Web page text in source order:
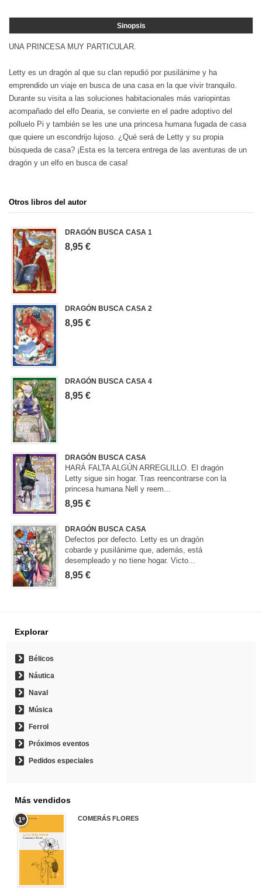
Sinopsis
UNA PRINCESA MUY PARTICULAR.
Letty es un dragón al que su clan repudió por pusilánime y ha
emprendido un viaje en busca de una casa en la que vivir tranquilo.
Durante su visita a las soluciones habitacionales más variopintas
acompañado del elfo Dearia, se convierte en el padre adoptivo del
polluelo Pi y también se les une una princesa humana fugada de casa
que quiere un escondrijo lujoso. ¿Qué será de Letty y su propia
búsqueda de casa? ¡Esta es la tercera entrega de las aventuras de un
dragón y un elfo en busca de casa!
Otros libros del autor
DRAGÓN BUSCA CASA 1
8,95 €
DRAGÓN BUSCA CASA 2
8,95 €
DRAGÓN BUSCA CASA 4
8,95 €
DRAGÓN BUSCA CASA
HARÁ FALTA ALGÚN ARREGLILLO. El dragón
Letty sigue sin hogar. Tras reencontrarse con la
princesa humana Nell y reem...
8,95 €
DRAGÓN BUSCA CASA
Defectos por defecto. Letty es un dragón
cobarde y pusilánime que, además, está
desempleado y no tiene hogar. Victo...
8,95 €
Explorar
Bélicos
Náutica
Naval
Música
Ferrol
Próximos eventos
Pedidos especiales
Más vendidos
1º COMERÁS FLORES